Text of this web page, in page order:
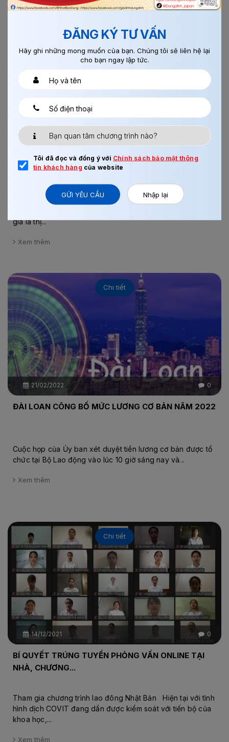
21/02/2022
Chi tiết
LAO ĐỘNG CHÂU ÂU 2022
Không hề kém cạnh với các quốc gia phát triển như Mỹ,
giá là thị...
Xem thêm
21/02/2022 0
Chi tiết
ĐÀI LOAN CÔNG BỐ MỨC LƯƠNG CƠ BẢN NĂM 2022
Cuộc họp của Ủy ban xét duyệt tiền lương cơ bản được tổ
chức tại Bộ Lao động vào lúc 10 giờ sáng nay và...
Xem thêm
14/12/2021 0
Chi tiết
BÍ QUYẾT TRÚNG TUYỂN PHỎNG VẤN ONLINE TẠI
NHÀ, CHƯƠNG...
Tham gia chương trình lao đông Nhật Bản Hiện tại với tình
hình dịch COVIT đang dần được kiểm soát với tiến bộ của
khoa học,...
Xem thêm
ĐĂNG KÝ TƯ VẤN
Hãy ghi những mong muốn của bạn. Chúng tôi sẽ liên hệ lại
cho bạn ngay lập tức.
Tôi đã đọc và đồng ý với Chính sách bảo mật thông
tin khách hàng của website
GỬI YÊU CẦU Nhập lại